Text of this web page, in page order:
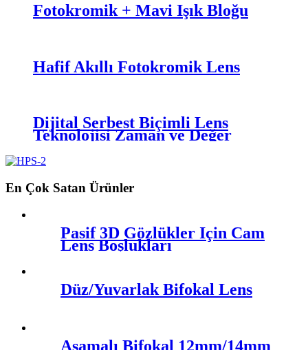
Fotokromik + Mavi Işık Bloğu
Hafif Akıllı Fotokromik Lens
Dijital Serbest Biçimli Lens
Teknolojisi Zaman ve Değer
En Çok Satan Ürünler
Pasif 3D Gözlükler İçin Cam
Lens Boşlukları
Düz/Yuvarlak Bifokal Lens
Aşamalı Bifokal 12mm/14mm